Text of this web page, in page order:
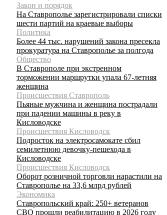
Закон и порядок
На Ставрополье зарегистрировали списки
шести партий на краевые выборы
Политика
Более 44 тыс. нарушений закона пресекла
прокуратура на Ставрополье за полгода
Общество
В Ставрополе при экстренном
торможении маршрутки упала 67-летняя
женщина
Происшествия Ставрополь
Пьяные мужчина и женщина пострадали
при падении машины в реку в
Кисловодске
Происшествия Кисловодск
Подросток на электросамокате сбил
семилетнюю девочку-пешехода в
Кисловодске
Происшествия Кисловодск
Оборот розничной торговли нарастили на
Ставрополье на 33,6 млрд рублей
Экономика
Ставропольский край: 250+ ветеранов
СВО прошли реабилитацию в 2026 году